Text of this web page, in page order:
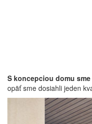
S koncepciou domu
opäť sme dosiahli jeden